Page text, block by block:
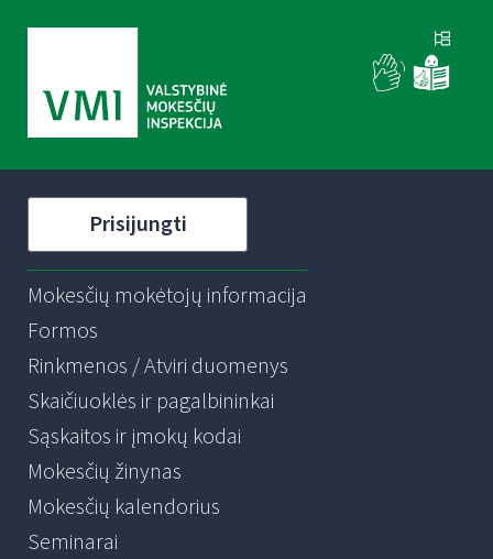
Prisijungti
Mokesčių mokėtojų informacija
Formos
Rinkmenos / Atviri duomenys
Skaičiuoklės ir pagalbininkai
Sąskaitos ir įmokų kodai
Mokesčių žinynas
Mokesčių kalendorius
Seminarai